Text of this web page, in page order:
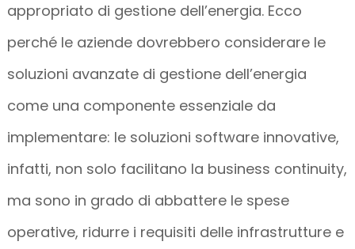
appropriato di gestione dell’energia. Ecco
perché le aziende dovrebbero considerare le
soluzioni avanzate di gestione dell’energia
come una componente essenziale da
implementare: le soluzioni software innovative,
infatti, non solo facilitano la business continuity,
ma sono in grado di abbattere le spese
operative, ridurre i requisiti delle infrastrutture e